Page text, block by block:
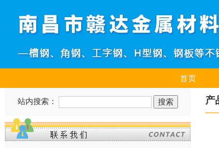
首页
站内搜索： 产